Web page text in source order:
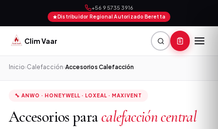
+56 9 5735 3916
Distribuidor Regional Autorizado Beretta
Clim Vaar
Inicio›Calefacción›Accesorios Calefacción
🔧 ANWO · HONEYWELL · LOXEAL · MAXIVENT
Accesorios paracalefacción central